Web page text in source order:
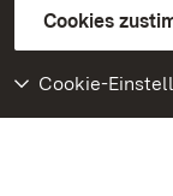
Cookies
Cookie-
BITV-konform
Weiteres